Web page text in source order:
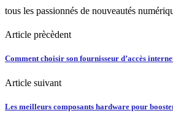
tous les passionnés de nouveautés
Article prècèdent
Comment choisir son fournisseur d’accès
Article suivant
Les meilleurs composants hardware pour